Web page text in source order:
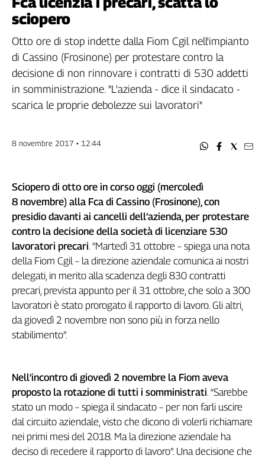
Filcams
Filctem
Fillea
Filt
Fiom
Fisac
Nidil
Inca
Caaf
Speciali
G8
di
Genova,
il
sangue
della
ragione
Collettiva
Academy
Collettiva
Play
Rubriche
sciopero
Otto ore di stop indette dalla Fiom Cgil nell'impianto
di Cassino (Frosinone) per protestare contro la
decisione di non rinnovare i contratti di 530 addetti
in somministrazione. "L'azienda - dice il sindacato -
scarica le proprie debolezze sui lavoratori"
8 novembre 2017 • 12:44
Sciopero di otto ore in corso oggi (mercoledì
8 novembre) alla Fca di Cassino (Frosinone), con
presidio davanti ai cancelli dell’azienda, per protestare
contro la decisione della società di licenziare 530
lavoratori precari. “Martedì 31 ottobre – spiega una nota
della Fiom Cgil – la direzione aziendale comunica ai nostri
delegati, in merito alla scadenza degli 830 contratti
precari, prevista appunto per il 31 ottobre, che solo a 300
lavoratori è stato prorogato il rapporto di lavoro. Gli altri,
da giovedì 2 novembre non sono più in forza nello
stabilimento”.
Nell’incontro di giovedì 2 novembre la Fiom aveva
proposto la rotazione di tutti i somministrati. “Sarebbe
stato un modo – spiega il sindacato – per non farli uscire
dal circuito aziendale, visto che dicono di volerli richiamare
nei primi mesi del 2018. Ma la direzione aziendale ha
deciso di recedere il rapporto di lavoro”. Una decisione che